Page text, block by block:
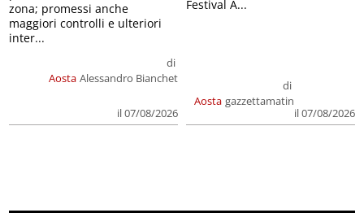
Aosta
di
Alessandro Bianchet
il 07/08/2026
zona; promessi anche
maggiori controlli e ulteriori
inter...
Aosta
di
gazzettamatin
il 07/08/2026
Festival A...